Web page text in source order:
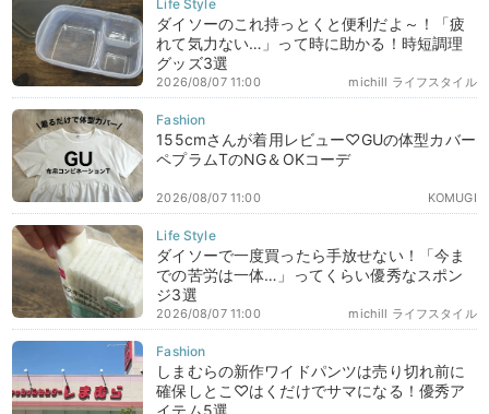
ダイソーのこれ持っとくと便利だよ～！「疲
れて気力ない…」って時に助かる！時短調理
グッズ3選
michill ライフスタイル
2026/08/07 11:00
155cmさんが着用レビュー♡GUの体型カバー
ペプラムTのNG＆OKコーデ
KOMUGI
2026/08/07 11:00
ダイソーで一度買ったら手放せない！「今ま
での苦労は一体…」ってくらい優秀なスポン
ジ3選
michill ライフスタイル
2026/08/07 11:00
しまむらの新作ワイドパンツは売り切れ前に
確保しとこ♡はくだけでサマになる！優秀ア